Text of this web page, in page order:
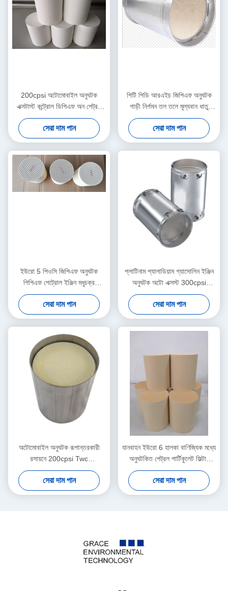
200cpsi অটোমোবাইল অনুঘটক
এক্সটাস্ট কন্ট্রোল ডিপিএফ অন পেট্রল
গাড়ি যাত্রী
সেরা দাম পান
পিটি পিডি আরএইচ জিপিএফ অনুঘটক
গাড়ী নির্গমন তল তলে মূল্যবান ধাতু
আবরণ
সেরা দাম পান
ইউরো 5 পিওসি জিপিএফ অনুঘটক
পিপিএফ পেট্রোল ইঞ্জিন মধুচক্র
সিরামিকস সাবস্ট্রেট
সেরা দাম পান
প্লাটিনাম প্যালাডিয়াম গ্যাসোলিন ইঞ্জিন
অনুঘটক অটো এক্সস্ট 300cpsi
400cpsi
সেরা দাম পান
অটোমোবাইল অনুঘটক রূপান্তরকারী
রসায়নে 200cpsi Twc
Quaternary অনুঘটক
সেরা দাম পান
যানবাহন ইউরো 6 হালকা বাণিজ্যিক মধ্যে
অনুঘটকিত পেট্রল পার্টিকুলেট ফিল্টার
সিজিপিএফ অনুঘটক
সেরা দাম পান